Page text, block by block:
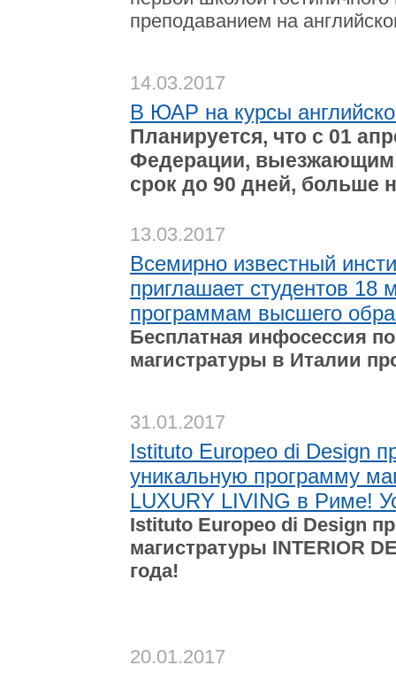
преподаванием на
14.03.2017
В ЮАР на курсы
Планируется, что с 01
Федерации, выезжающим
срок до 90 дней, больше
13.03.2017
Всемирно известный
приглашает студентов
программам высшего
Бесплатная инфосессия
магистратуры в Италии
31.01.2017
Istituto Europeo di Design
уникальную программу
LUXURY LIVING в Риме!
Istituto Europeo di Design
магистратуры INTERIOR
года!
20.01.2017